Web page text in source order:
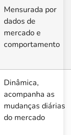
Mensurada por
dados de
mercado e
comportamento
Dinâmica,
acompanha as
mudanças diárias
do mercado